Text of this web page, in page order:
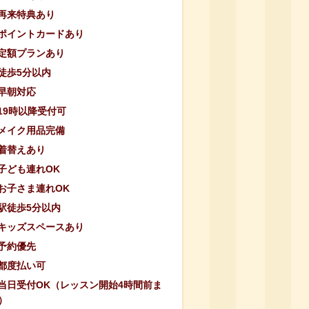
来特典あり
イントカードあり
額プランあり
歩5分以内
朝対応
時以降受付可
イク用品完備
替えあり
ども連れOK
子さま連れOK
徒歩5分以内
ッズスペースあり
約優先
度払い可
日受付OK（レッスン開始4時間前ま